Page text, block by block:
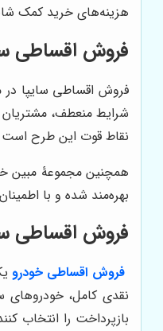
هزینه‌های خرید کمک
فروش اقساطی
فروش اقساطی سایپا در
شرایط منعطف، مشتریان
نقاط قوت این طرح است
همچنین مجموعۀ مبین
بهره‌مند شده و با
فروش اقساطی
فروش اقساطی خودرو
نقدی کامل، خودروهای
بازپرداخت را انتخاب